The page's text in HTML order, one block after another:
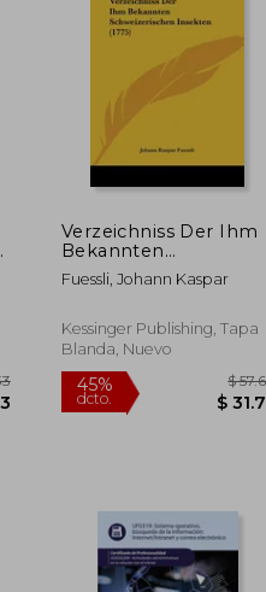
Verzeichniss Der Ihm
Bekannten
Schweizerischen
Insekten (1775) (en
Fuessli, Johann Kaspar
Kessinger Publishing, Tapa
Blanda, Nuevo